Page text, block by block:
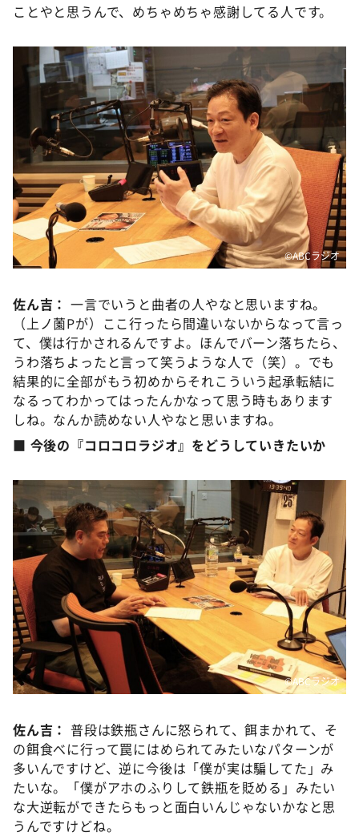
ことやと思うんで、めちゃめちゃ感謝してる人です。
©️ABCラジオ
佐ん吉： 一言でいうと曲者の人やなと思いますね。
（上ノ薗Pが）ここ行ったら間違いないからなって言っ
て、僕は行かされるんですよ。ほんでバーン落ちたら、
うわ落ちよったと言って笑うような人で（笑）。でも
結果的に全部がもう初めからそれこういう起承転結に
なるってわかってはったんかなって思う時もあります
しね。なんか読めない人やなと思いますね。
■ 今後の『コロコロラジオ』をどうしていきたいか
©️ABCラジオ
佐ん吉： 普段は鉄瓶さんに怒られて、餌まかれて、そ
の餌食べに行って罠にはめられてみたいなパターンが
多いんですけど、逆に今後は「僕が実は騙してた」み
たいな。「僕がアホのふりして鉄瓶を貶める」みたい
な大逆転ができたらもっと面白いんじゃないかなと思
うんですけどね。